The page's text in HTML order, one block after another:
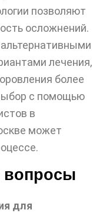
позволяют
осложнений.
лечения,
более
с помощью
в
может
вопросы
для